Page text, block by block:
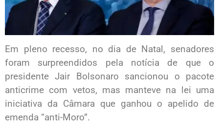
Em pleno recesso, no dia de Natal, senadores
foram surpreendidos pela notícia de que o
presidente Jair Bolsonaro sancionou o pacote
anticrime com vetos, mas manteve na lei uma
iniciativa da Câmara que ganhou o apelido de
emenda “anti-Moro”.